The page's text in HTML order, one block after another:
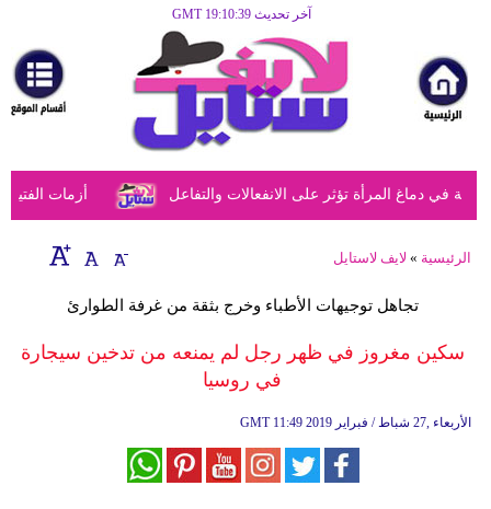
آخر تحديث GMT 19:10:39
مرأة
أزياء
أزياء
إسلامية
صحة
أزمات دماغ المرأة تؤثر على الانفعالات والتفاعل
الرئيسية » لايف لاستايل
تجاهل توجيهات الأطباء وخرج بثقة من غرفة الطوارئ
سكين مغروز في ظهر رجل لم يمنعه من تدخين سيجارة
في روسيا
GMT 11:49 2019 الأربعاء ,27 شباط / فبراير